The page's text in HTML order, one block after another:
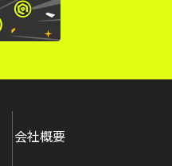
会社概要